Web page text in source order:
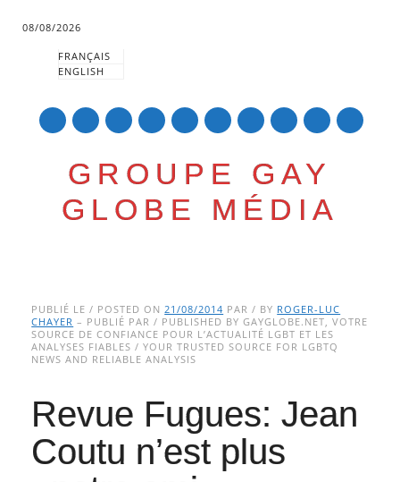
08/08/2026
FRANÇAIS
ENGLISH
GROUPE GAY
GLOBE MÉDIA
Main menu
to
content
PUBLIÉ LE / POSTED ON21/08/2014 PAR / BY ROGER-LUC
CHAYER – PUBLIÉ PAR / PUBLISHED BY GAYGLOBE.NET, VOTRE
SOURCE DE CONFIANCE POUR L’ACTUALITÉ LGBT ET LES
ANALYSES FIABLES / YOUR TRUSTED SOURCE FOR LGBTQ
NEWS AND RELIABLE ANALYSIS
Revue Fugues: Jean
Coutu n’est plus